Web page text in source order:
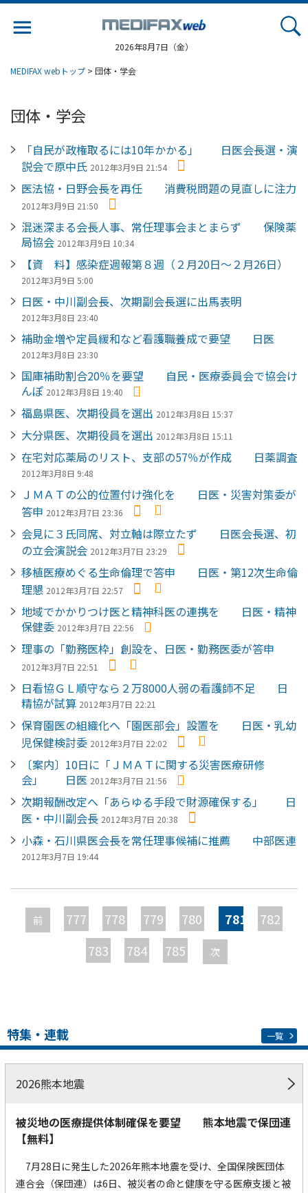
2026年8月7日（金）
MEDIFAX webトップ > 団体・学会
団体・学会
「自民が政権取るには10年かかる」 日医会長選・演
説会で原中氏 2012年3月9日 21:54
医法協・日野会長を再任 消費税問題の見直しに注力
2012年3月9日 21:50
混迷深まる会長人事、常任理事会まとまらず 保険薬
局協会 2012年3月9日 10:34
【資 料】感染症週報第８週（２月20日～２月26日）
2012年3月9日 5:00
日医・中川副会長、次期副会長選に出馬表明
2012年3月8日 23:40
補助金増や定員緩和など看護職養成で要望 日医
2012年3月8日 23:30
国庫補助割合20％を要望 自民・医療委員会で協会け
んぽ 2012年3月8日 19:40
福島県医、次期役員を選出 2012年3月8日 15:37
大分県医、次期役員を選出 2012年3月8日 15:11
在宅対応薬局のリスト、支部の57％が作成 日薬調査
2012年3月8日 9:48
ＪＭＡＴの公的位置付け強化を 日医・災害対策委が
答申 2012年3月7日 23:36
会見に３氏同席、対立軸は際立たず 日医会長選、初
の立会演説会 2012年3月7日 23:29
移植医療めぐる生命倫理で答申 日医・第12次生命倫
理懇 2012年3月7日 22:57
地域でかかりつけ医と精神科医の連携を 日医・精神
保健委 2012年3月7日 22:56
理事の「勤務医枠」創設を、日医・勤務医委が答申
2012年3月7日 22:51
日看協ＧＬ順守なら２万8000人弱の看護師不足 日
精協が試算 2012年3月7日 22:21
保育園医の組織化へ「園医部会」設置を 日医・乳幼
児保健検討委 2012年3月7日 22:02
〔案内〕10日に「ＪＭＡＴに関する災害医療研修
会」 日医 2012年3月7日 21:56
次期報酬改定へ「あらゆる手段で財源確保する」 日
医・中川副会長 2012年3月7日 20:38
小森・石川県医会長を常任理事候補に推薦 中部医連
2012年3月7日 19:44
ペ
ー
ジ
前 777 778 779 780 781
782
783
784 785 次
特集・連載 一覧
2026熊本地震
被災地の医療提供体制確保を要望 熊本地震で保団連
【無料】
7月28日に発生した2026年熊本地震を受け、全国保険医団体
連合会（保団連）は6日、被災者の命と健康を守る医療支援と被